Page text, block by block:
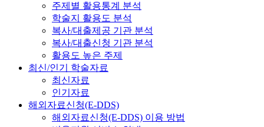
주제별 활용통계 분석
학술지 활용도 분석
복사/대출제공 기관 분석
복사/대출신청 기관 분석
활용도 높은 주제
최신/인기 학술자료
최신자료
인기자료
해외자료신청(E-DDS)
해외자료신청(E-DDS) 이용 방법